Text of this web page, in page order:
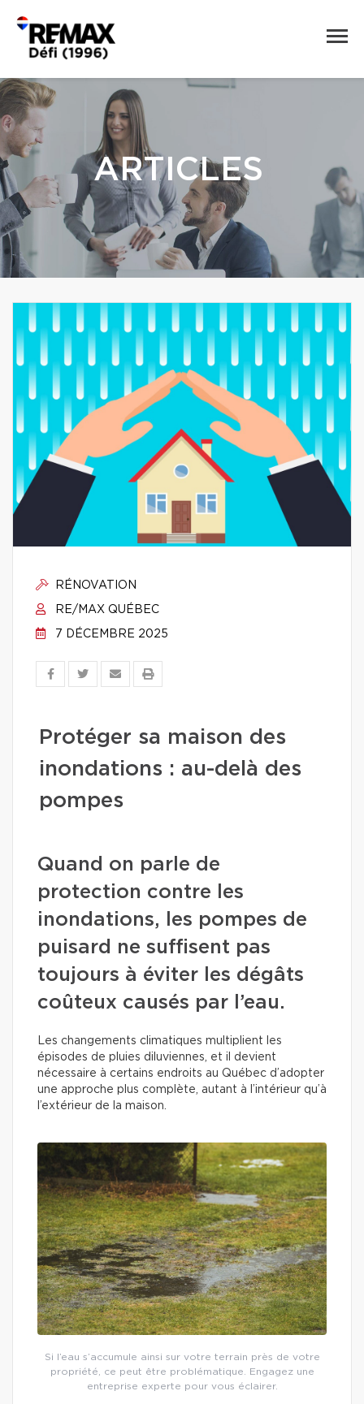
ARTICLES
RÉNOVATION
RE/MAX QUÉBEC
7 DÉCEMBRE 2025
Protéger sa maison des
inondations : au-delà des
pompes
Quand on parle de
protection contre les
inondations, les pompes de
puisard ne suffisent pas
toujours à éviter les dégâts
coûteux causés par l’eau.
Les changements climatiques multiplient les
épisodes de pluies diluviennes, et il devient
nécessaire à certains endroits au Québec d’adopter
une approche plus complète, autant à l’intérieur qu’à
l’extérieur de la maison.
Si l’eau s’accumule ainsi sur votre terrain près de votre
propriété, ce peut être problématique. Engagez une
entreprise experte pour vous éclairer.